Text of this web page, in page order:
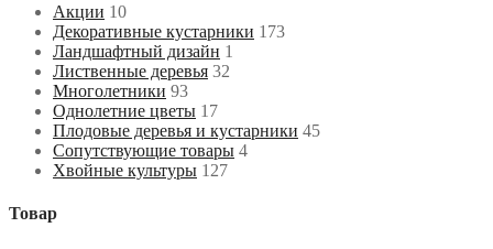
Акции 10
Декоративные кустарники 173
Ландшафтный дизайн 1
Лиственные деревья 32
Многолетники 93
Однолетние цветы 17
Плодовые деревья и кустарники 45
Сопутствующие товары 4
Хвойные культуры 127
Товар